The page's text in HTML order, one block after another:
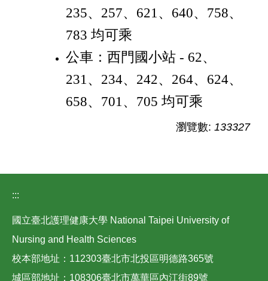
235、257、621、640、758、
783 均可乘
公車：西門國小站 - 62、
231、234、242、264、624、
658、701、705 均可乘
瀏覽數: 133327
:::
國立臺北護理健康大學 National Taipei University of
Nursing and Health Sciences
校本部地址：112303臺北市北投區明德路365號
城區部地址：108306臺北市萬華區內江街89號